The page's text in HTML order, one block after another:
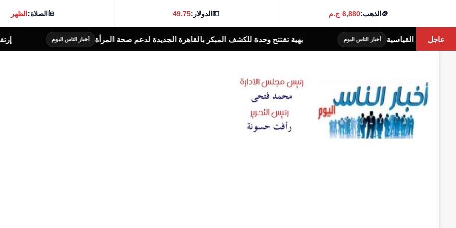
🪙الذهب:6,880 ج.م 💵الدولار:49.75
🕌الصلاة:الظهر
عاجل
الناس اليوم بهية تفتتح وحدة للكشف المبكر بالقاهرة الجديدة لدعم صحة المرأة أخبار الناس اليوم إرتفاع أسعار الذهب خلال